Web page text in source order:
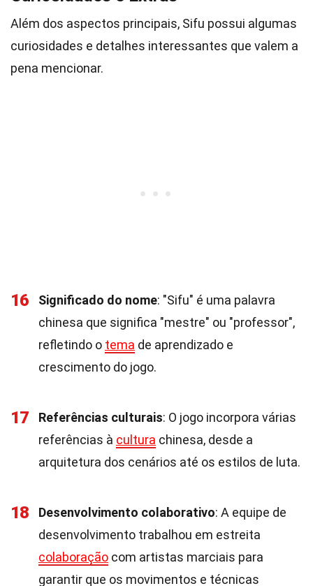
Além dos aspectos principais, Sifu possui algumas
curiosidades e detalhes interessantes que valem a
pena mencionar.
16 Significado do nome: "Sifu" é uma palavra
chinesa que significa "mestre" ou "professor",
refletindo o tema de aprendizado e
crescimento do jogo.
17 Referências culturais: O jogo incorpora várias
referências à cultura chinesa, desde a
arquitetura dos cenários até os estilos de luta.
18 Desenvolvimento colaborativo: A equipe de
desenvolvimento trabalhou em estreita
colaboração com artistas marciais para
garantir que os movimentos e técnicas